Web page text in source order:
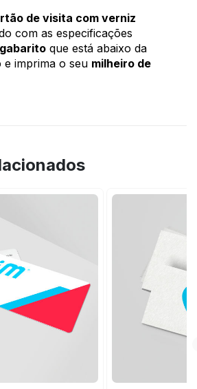
de visita com verniz
com as especificações
que está abaixo da
e imprima o seu milheiro de